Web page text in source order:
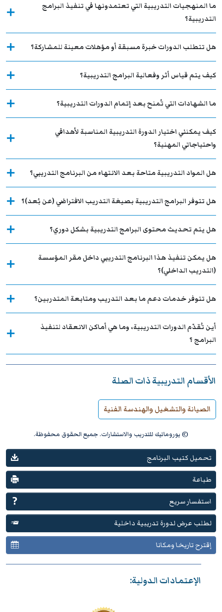
ما المنهجيات التدريبية التي تعتمدونها في تنفيذ البرامج
التدريبية؟
هل تتطلب الدورات خبرة مسبقة أو مؤهلات معينة للمشاركة؟
كيف يتم قياس أثر وفعالية البرامج التدريبية؟
ما الشهادات التي تُمنح بعد إتمام الدورات التدريبية؟
كيف يمكنني اختيار الدورة التدريبية المناسبة لأهدافي
واحتياجاتي المهنية؟
هل المواد التدريبية متاحة بعد الانتهاء من البرنامج التدريبي؟
هل تتوفر البرامج التدريبية بصيغة التدريب الافتراضي (عن بُعد)؟
هل يتم تحديث محتوى البرامج التدريبية بشكل دوري؟
هل يمكن تنفيذ هذا البرنامج التدريبي داخل مقر المؤسسة
(التدريب الداخلي)؟
هل تتوفر خدمات دعم ما بعد التدريب ومتابعة المتدربين؟
أين تُقدّم الدورات التدريبية، وما هي أماكن الانعقاد لتنفيذ
البرامج ؟
الأقسام التدريبية ذات الصلة
الصيانة والتشغيل والهندسة الفنية
© يوروماتيك للتدريب والاستشارات. جميع الحقوق محفوظة.
تحميل كتيب البرنامج
طباعة
استفسار سريع
لطلب عرض لدورة تدريبية داخلية
إقترح تاريخا ومكانا
الإعتمادات الدولية: